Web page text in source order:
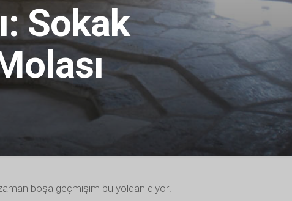
Sokak
boşa geçmişim bu yoldan diyor!